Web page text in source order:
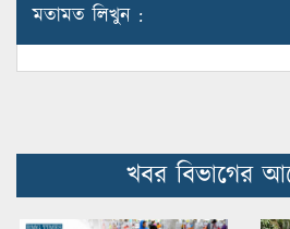
মতামত লিখুন :
খবর বিভাগের